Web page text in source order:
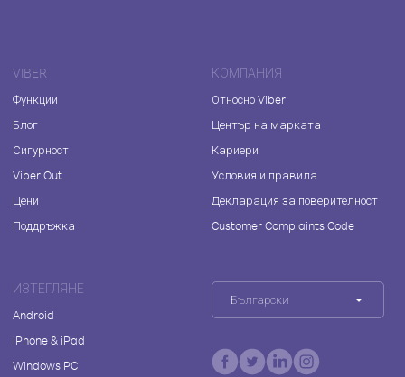
VIBER
Функции
Блог
Сигурност
Viber Out
Цени
Поддръжка
КОМПАНИЯ
Относно Viber
Център на марката
Кариери
Условия и правила
Декларация за поверителност
Customer Complaints Code
ИЗТЕГЛЯНЕ
Android
iPhone & iPad
Windows PC
Български